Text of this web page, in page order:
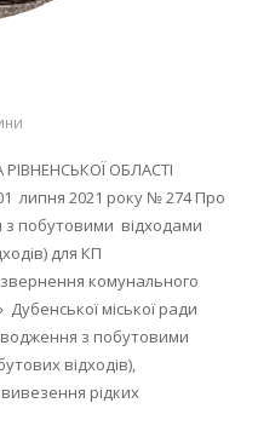
ОБЛАСТІ
липня 2021 року № 274 Про
побутовими відходами
для КП
комунального
міської ради
з побутовими
відходів),
рідких